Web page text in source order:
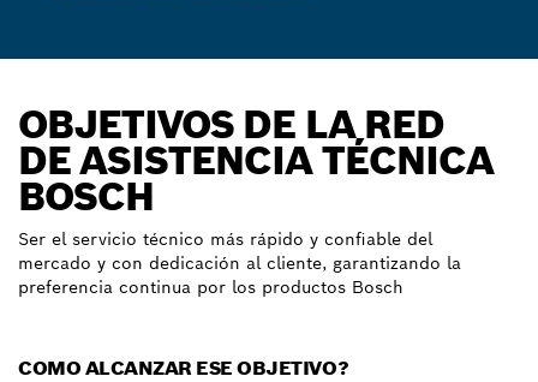
OBJETIVOS DE LA RED
DE ASISTENCIA TÉCNICA
BOSCH
Ser el servicio técnico más rápido y confiable del
mercado y con dedicación al cliente, garantizando la
preferencia continua por los productos Bosch
COMO ALCANZAR ESE OBJETIVO?